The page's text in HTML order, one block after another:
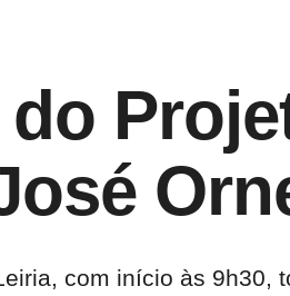
com início às